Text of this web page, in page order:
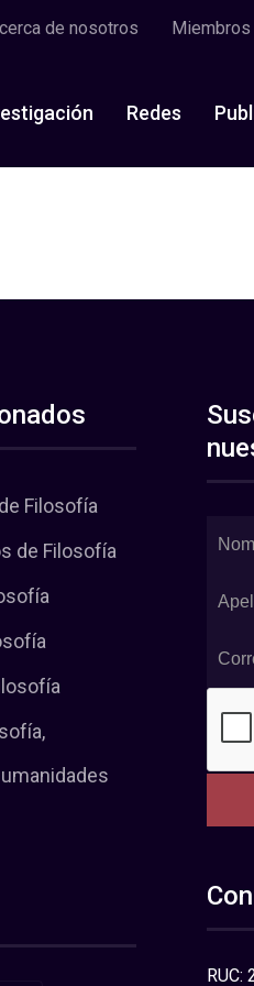
de nosotros Miembros
Redes
Filosofía
de Filosofía
RUC: